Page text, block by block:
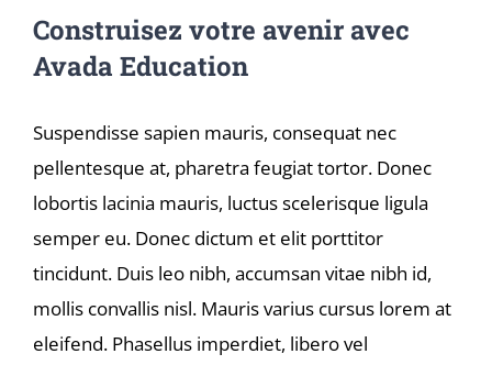
Construisez votre avenir avec
Avada Education
Suspendisse sapien mauris, consequat nec
pellentesque at, pharetra feugiat tortor. Donec
lobortis lacinia mauris, luctus scelerisque ligula
semper eu. Donec dictum et elit porttitor
tincidunt. Duis leo nibh, accumsan vitae nibh id,
mollis convallis nisl. Mauris varius cursus lorem at
eleifend. Phasellus imperdiet, libero vel